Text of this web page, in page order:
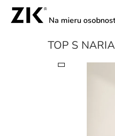
obsah
TOP S